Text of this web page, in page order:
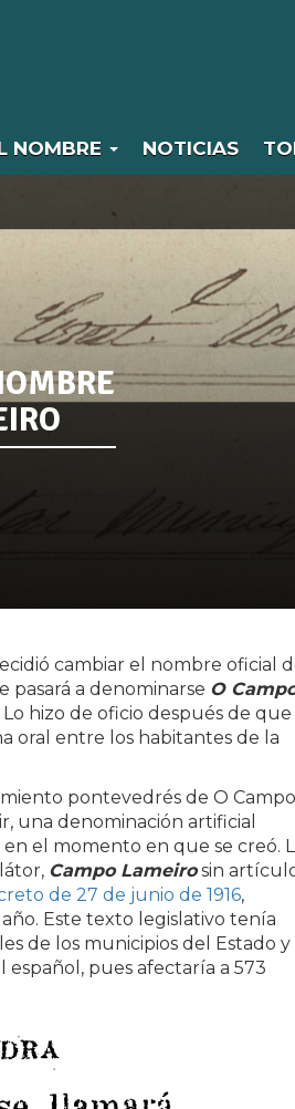
NOMBRE NOTICIAS
cambiar el nombre oficial
pasará a denominarse O
Lo hizo de oficio después de que
oral entre los habitantes de la
pontevedrés de O Campo
una denominación artificial
el momento en que se creó.
Campo Lameirosin
de 27 de junio de 1916,
Este texto legislativo tenía
de los municipios del Estado y
pues afectaría a 573